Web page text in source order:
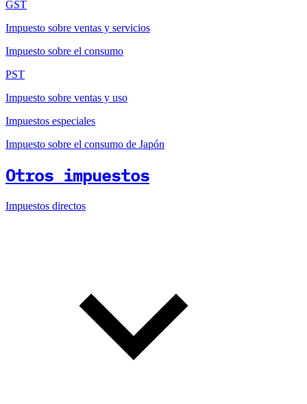
GST
Impuesto sobre ventas y servicios
Impuesto sobre el consumo
PST
Impuesto sobre ventas y uso
Impuestos especiales
Impuesto sobre el consumo de Japón
Otros impuestos
Impuestos directos